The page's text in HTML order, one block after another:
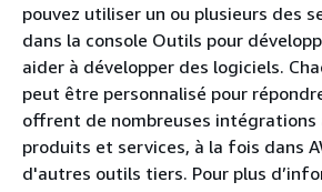
pouvez utiliser un ou plusieurs des
dans la console Outils pour
aider à développer des logiciels.
peut être personnalisé pour
offrent de nombreuses intégrations
produits et services, à la fois dans
d'autres outils tiers. Pour plus